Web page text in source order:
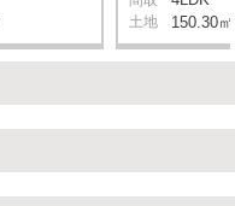
土地 150.30㎡